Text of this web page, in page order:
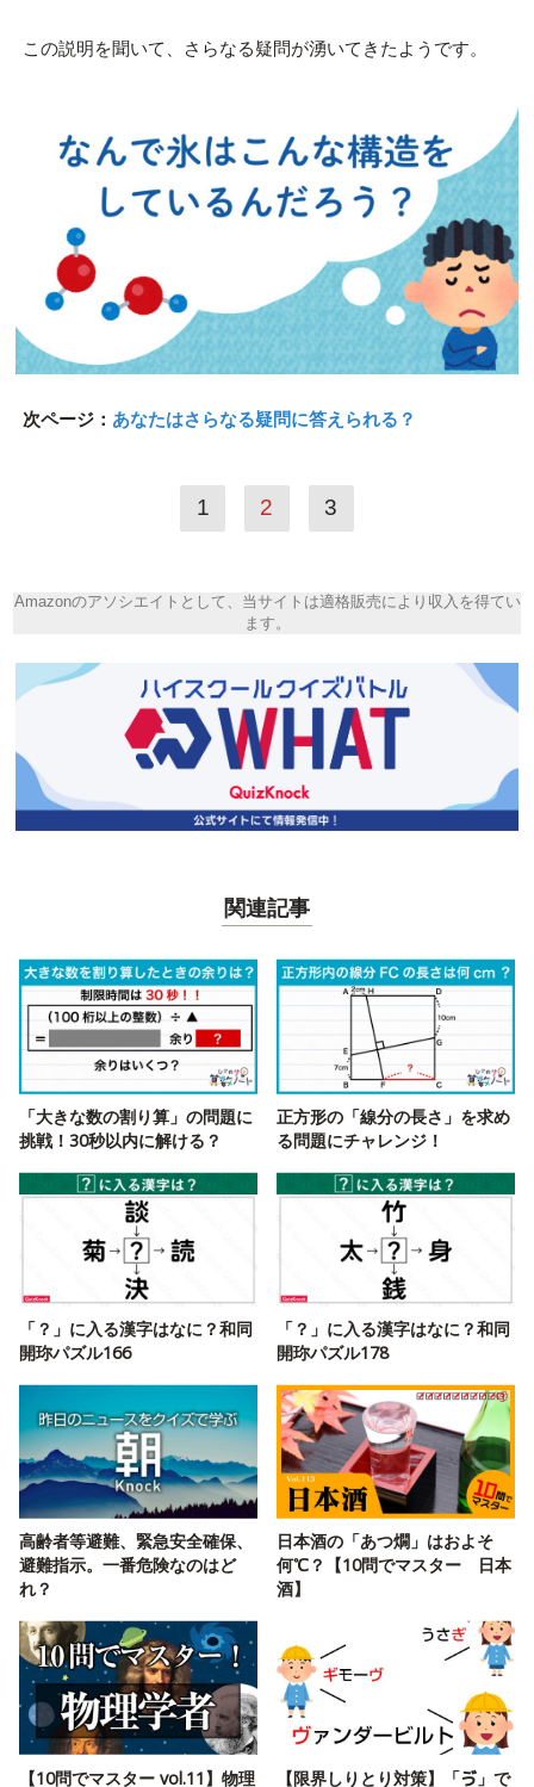
この説明を聞いて、さらなる疑問が湧いてきたようです。
次ページ： あなたはさらなる疑問に答えられる？
1 2 3
Amazonのアソシエイトとして、当サイトは適格販売により収入を得てい
ます。
関連記事
「大きな数の割り算」の問題に
挑戦！30秒以内に解ける？
正方形の「線分の長さ」を求め
る問題にチャレンジ！
「？」に入る漢字はなに？和同
開珎パズル166
「？」に入る漢字はなに？和同
開珎パズル178
高齢者等避難、緊急安全確保、
避難指示。一番危険なのはど
れ？
日本酒の「あつ燗」はおよそ
何℃？【10問でマスター 日本
酒】
【10問でマスター vol.11】物理
【限界しりとり対策】「ゔ」で